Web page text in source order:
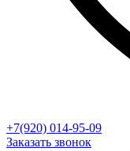
+7(920) 014-95-09
Заказать звонок